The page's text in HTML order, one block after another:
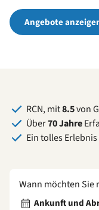
Angebote
RCN, mit8.5von
Über70 Jahre
Ein tolles
Wann möchten Sie
Ankunft und